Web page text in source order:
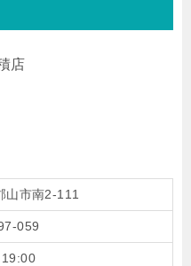
店
山市南2-111
059